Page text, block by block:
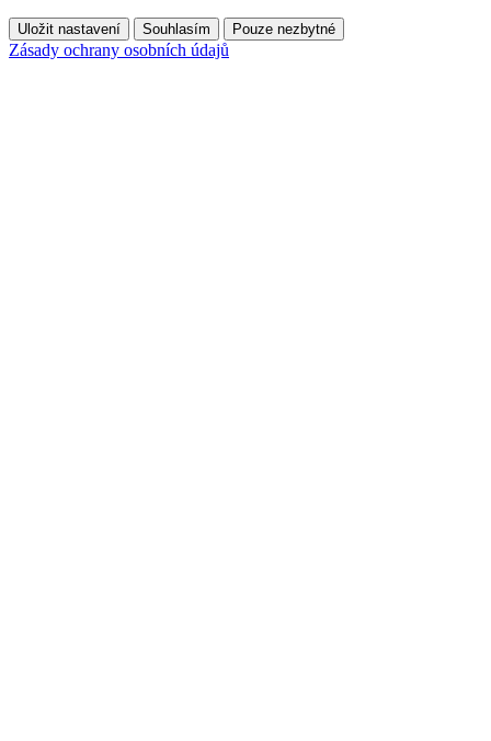
Uložit nastavení Souhlasím Pouze nezbytné
Zásady ochrany osobních údajů